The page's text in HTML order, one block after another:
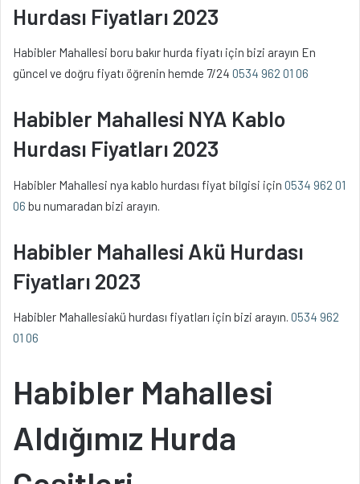
Hurdası Fiyatları 2023
Habibler Mahallesi boru bakır hurda fiyatı için bizi arayın En
güncel ve doğru fiyatı öğrenin hemde 7/24 0534 962 01 06
Habibler Mahallesi NYA Kablo
Hurdası Fiyatları 2023
Habibler Mahallesi nya kablo hurdası fiyat bilgisi için 0534 962 01
06 bu numaradan bizi arayın.
Habibler Mahallesi Akü Hurdası
Fiyatları 2023
Habibler Mahallesiakü hurdası fiyatları için bizi arayın. 0534 962
01 06
Habibler Mahallesi
Aldığımız Hurda